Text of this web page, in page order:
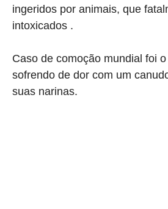
ingeridos por animais, que
intoxicados .
Caso de comoção mundial foi
sofrendo de dor com um
suas narinas.